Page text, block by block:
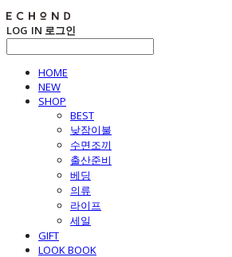
LOG IN 로그인
HOME
NEW
SHOP
BEST
낮잠이불
수면조끼
출산준비
베딩
의류
라이프
세일
GIFT
LOOK BOOK